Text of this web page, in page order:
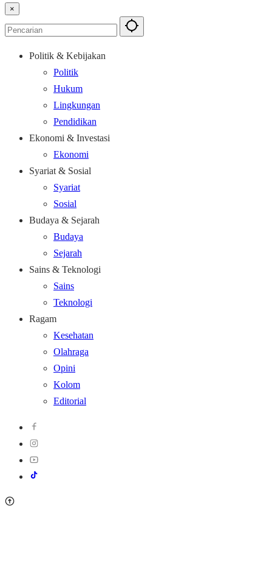
×
Politik & Kebijakan
Politik
Hukum
Lingkungan
Pendidikan
Ekonomi & Investasi
Ekonomi
Syariat & Sosial
Syariat
Sosial
Budaya & Sejarah
Budaya
Sejarah
Sains & Teknologi
Sains
Teknologi
Ragam
Kesehatan
Olahraga
Opini
Kolom
Editorial